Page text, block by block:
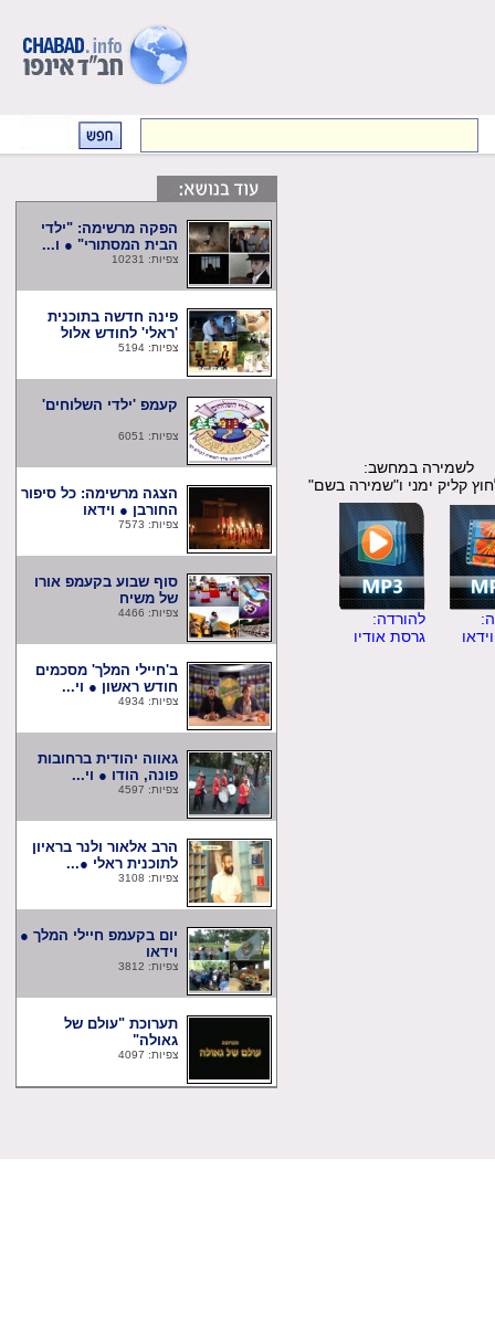
במחשב:
קליק ימני ו"שמירה בשם"
להורדה:
גרסת אודיו
הפקה מרשימה: "ילדי
הבית המסתורי" ● ו...
צפיות: 10231
פינה חדשה בתוכנית
'ראלי' לחודש אלול
צפיות: 5194
קעמפ 'ילדי השלוחים'
צפיות: 6051
הצגה מרשימה: כל סיפור
החורבן ● וידאו
צפיות: 7573
סוף שבוע בקעמפ אורו
של משיח
צפיות: 4466
ב'חיילי המלך' מסכמים
חודש ראשון ● וי...
צפיות: 4934
גאווה יהודית ברחובות
פונה, הודו ● וי...
צפיות: 4597
הרב אלאור ולנר בראיון
לתוכנית ראלי ●...
צפיות: 3108
יום בקעמפ חיילי המלך ●
וידאו
צפיות: 3812
תערוכת "עולם של
גאולה"
צפיות: 4097